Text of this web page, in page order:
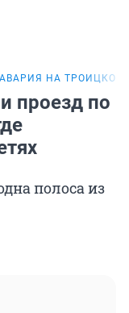
НА ТРОИЦКОМ
проезд по
полоса из